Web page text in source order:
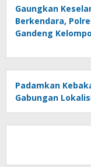
Gaungkan
Berkendara,
Gandeng
Padamkan
Gabungan